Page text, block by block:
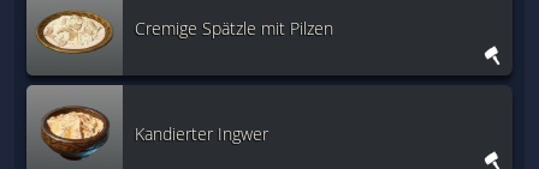
Cremige Spätzle mit Pilzen
Kandierter Ingwer